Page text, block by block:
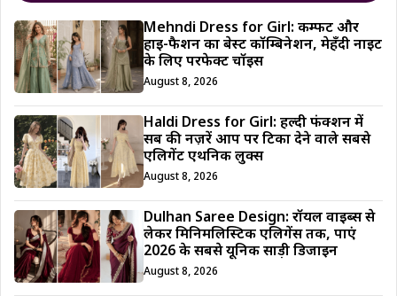
Mehndi Dress for Girl: कम्फर्ट और
हाई-फैशन का बेस्ट कॉम्बिनेशन, मेहँदी नाइट
के लिए परफेक्ट चॉइस
August 8, 2026
Haldi Dress for Girl: हल्दी फंक्शन में
सब की नज़रें आप पर टिका देने वाले सबसे
एलिगेंट एथनिक लुक्स
August 8, 2026
Dulhan Saree Design: रॉयल वाइब्स से
लेकर मिनिमलिस्टिक एलिगेंस तक, पाएं
2026 के सबसे यूनिक साड़ी डिजाईन
August 8, 2026